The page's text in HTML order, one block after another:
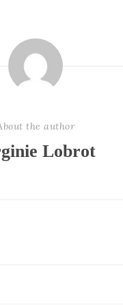
the author
Lobrot